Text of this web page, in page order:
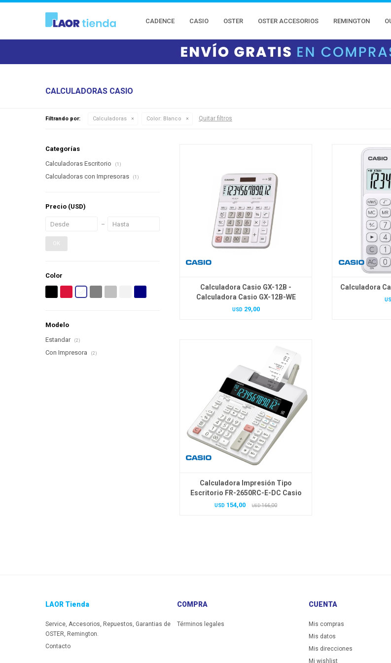
CADENCE CASIO OSTER OSTER ACCESORIOS REMINGTON
CALCULADORAS CASIO
Filtrando por: Calculadoras Color: Blanco Quitar filtros
Calculadora Casio GX-12B -
Calculadora Casio GX-12B-WE
USD 29,00
Calculadora
Calculadora Impresión Tipo
Escritorio FR-2650RC-E-DC Casio
USD 154,00 USD 166,00
Categorías
Calculadoras Escritorio
(1)
Calculadoras con Impresoras (1)
Precio (USD)
OK
Color
Modelo
Estandar
(2)
Con Impresora (2)
LAOR Tienda
Service, Accesorios, Repuestos, Garantias de
OSTER, Remington.
Contacto
COMPRA
Términos legales
CUENTA
Mis compras
Mis datos
Mis direcciones
Mi wishlist